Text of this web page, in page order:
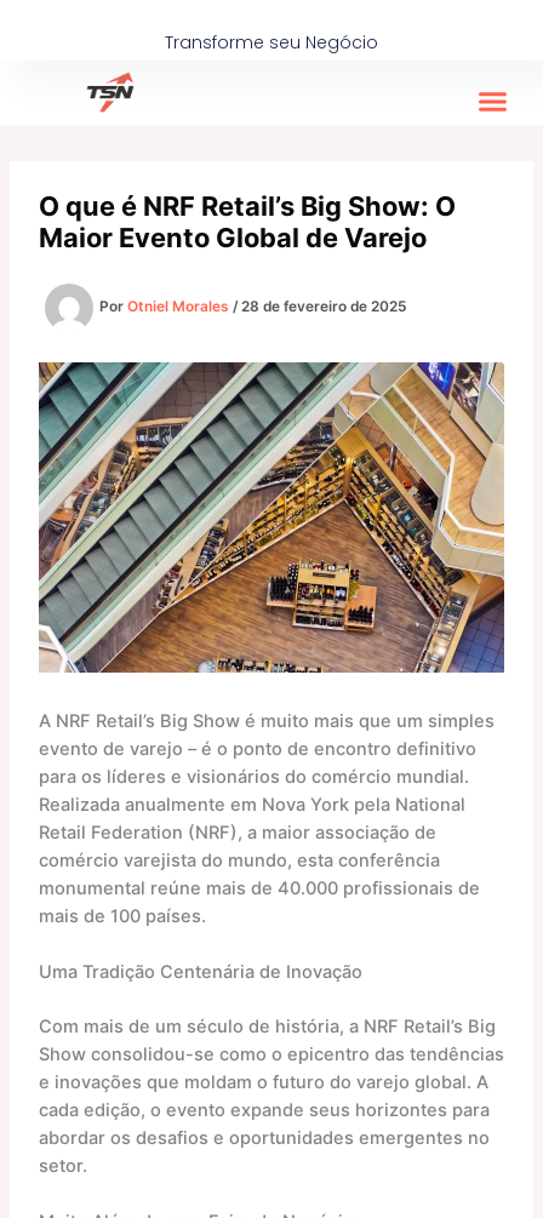
Transforme seu Negócio
O que é NRF Retail’s Big Show: O
Maior Evento Global de Varejo
Por Otniel Morales /28 de fevereiro de 2025
A NRF Retail’s Big Show é muito mais que um simples
evento de varejo – é o ponto de encontro definitivo
para os líderes e visionários do comércio mundial.
Realizada anualmente em Nova York pela National
Retail Federation (NRF), a maior associação de
comércio varejista do mundo, esta conferência
monumental reúne mais de 40.000 profissionais de
mais de 100 países.
Uma Tradição Centenária de Inovação
Com mais de um século de história, a NRF Retail’s Big
Show consolidou-se como o epicentro das tendências
e inovações que moldam o futuro do varejo global. A
cada edição, o evento expande seus horizontes para
abordar os desafios e oportunidades emergentes no
setor.